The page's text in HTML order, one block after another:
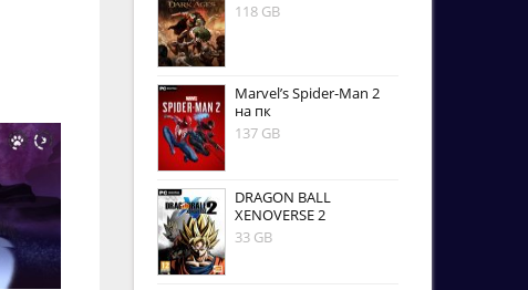
118 GB
Marvel’s Spider-Man 2
на пк
137 GB
DRAGON BALL
XENOVERSE 2
33 GB